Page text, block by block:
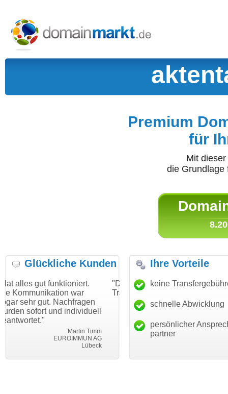
Premium
für
Mit
die
Glückliche Kunden
war
individuell
"Danke für den schnellen
Transfer und guten Service!"
Thomas Schäfer
i can eckert communication GmbH
"Ich bin
haben. Die
mein
Ihre Vorteile
keine
schnelle Abwicklung
persönlicher
partner